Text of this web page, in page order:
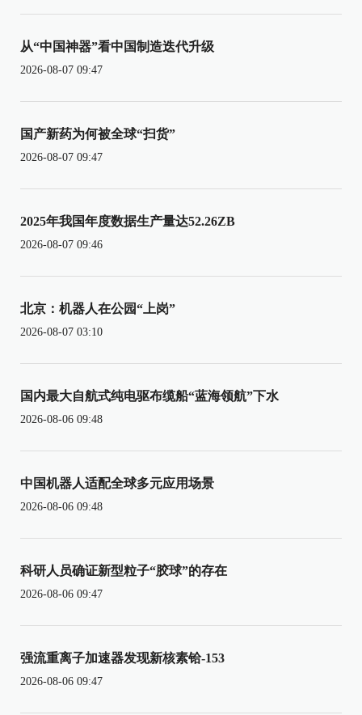
从“中国神器”看中国制造迭代升级
2026-08-07 09:47
国产新药为何被全球“扫货”
2026-08-07 09:47
2025年我国年度数据生产量达52.26ZB
2026-08-07 09:46
北京：机器人在公园“上岗”
2026-08-07 03:10
国内最大自航式纯电驱布缆船“蓝海领航”下水
2026-08-06 09:48
中国机器人适配全球多元应用场景
2026-08-06 09:48
科研人员确证新型粒子“胶球”的存在
2026-08-06 09:47
强流重离子加速器发现新核素铪-153
2026-08-06 09:47